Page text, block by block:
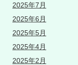
2025年7月
2025年6月
2025年5月
2025年4月
2025年2月